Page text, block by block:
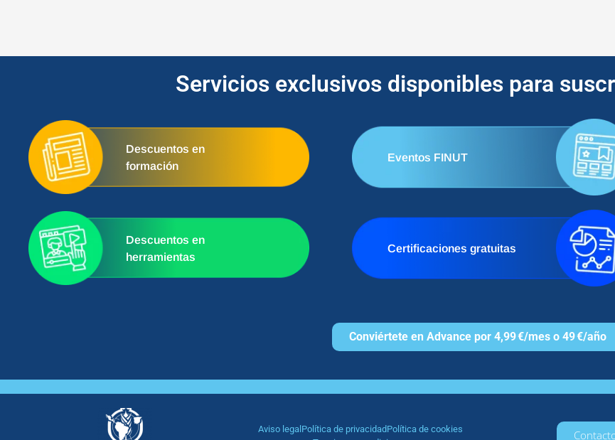
Servicios exclusivos disponibles para
Descuentos en
formación
Eventos FINUT
Descuentos en
herramientas
Certificaciones gratuitas
Conviértete en Advance por 4,99 €/mes o 49 €/año
Aviso legalPolítica de privacidadPolítica de cookies